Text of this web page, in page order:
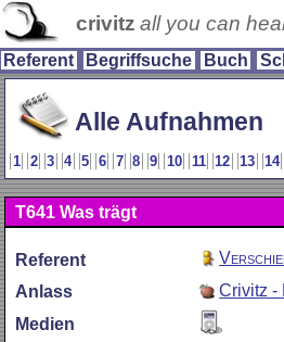
crivitz all you can
Referent Begriffsuche Buch
Alle Aufnahmen
1 2 3 4 5 6 7 8 9 10 11 12 13 14
T641 Was trägt
Referent
Anlass
Crivitz -
Medien